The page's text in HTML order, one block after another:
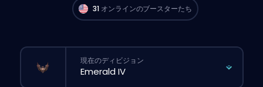
31 オンラインのブースターたち
現在のディビジョン